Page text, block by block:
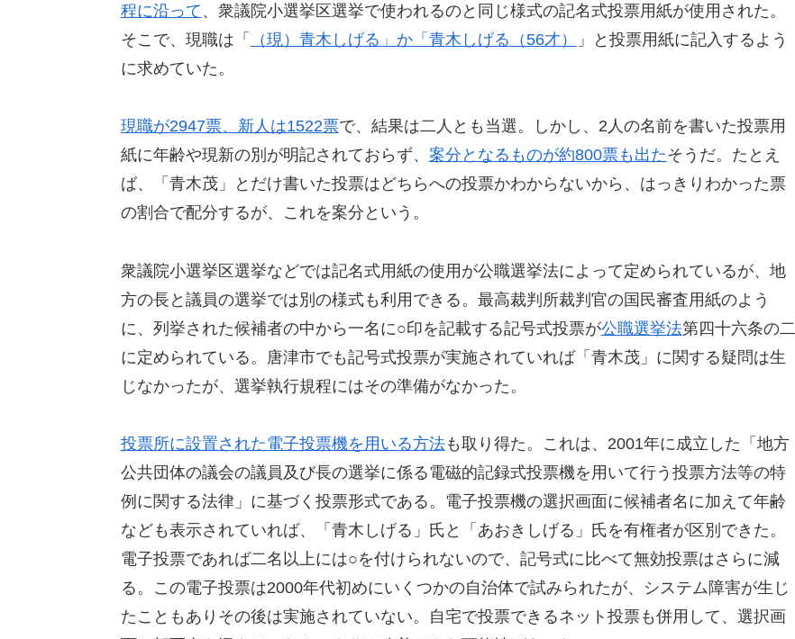
程に沿って 、衆議院小選挙区選挙で使われるのと同じ様式の記名式投票用紙が使用された。
そこで、現職は「
（現）青木しげる」か「青木しげる（56才）
」と投票用紙に記入するよう
に求めていた。
現職が2947票、新人は1522票で、結果は二人とも当選。しかし、2人の名前を書いた投票用
紙に年齢や現新の別が明記されておらず、 案分となるものが約800票も出たそうだ。たとえ
ば、「青木茂」とだけ書いた投票はどちらへの投票かわからないから、はっきりわかった票
の割合で配分するが、これを案分という。
衆議院小選挙区選挙などでは記名式用紙の使用が公職選挙法によって定められているが、地
方の長と議員の選挙では別の様式も利用できる。最高裁判所裁判官の国民審査用紙のよう
に、列挙された候補者の中から一名に○印を記載する記号式投票が公職選挙法第四十六条の二
に定められている。唐津市でも記号式投票が実施されていれば「青木茂」に関する疑問は生
じなかったが、選挙執行規程にはその準備がなかった。
投票所に設置された電子投票機を用いる方法も取り得た。これは、2001年に成立した「地方
公共団体の議会の議員及び長の選挙に係る電磁的記録式投票機を用いて行う投票方法等の特
例に関する法律」に基づく投票形式である。電子投票機の選択画面に候補者名に加えて年齢
なども表示されていれば、「青木しげる」氏と「あおきしげる」氏を有権者が区別できた。
電子投票であれば二名以上には○を付けられないので、記号式に比べて無効投票はさらに減
る。この電子投票は2000年代初めにいくつかの自治体で試みられたが、システム障害が生じ
たこともありその後は実施されていない。自宅で投票できるネット投票も併用して、選択画